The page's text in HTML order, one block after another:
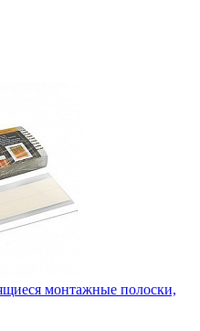
монтажные полоски,